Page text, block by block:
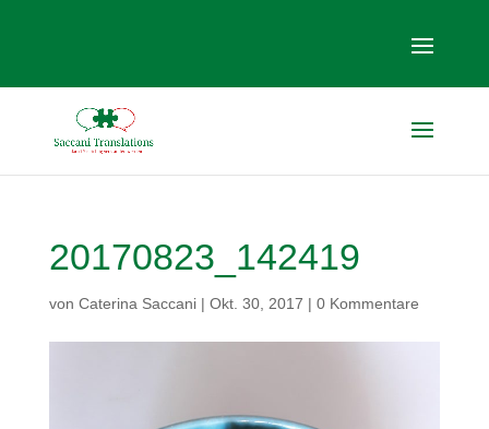
20170823_142419
von Caterina Saccani| Okt. 30, 2017 | 0 Kommentare